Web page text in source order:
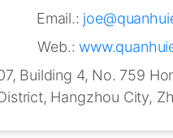
Email.:
Web.:
Building 4, No. 759
Hangzhou City,